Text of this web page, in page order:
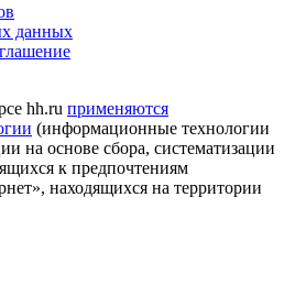
данных
hh.ru применяются
(информационные технологии
на основе сбора, систематизации
к предпочтениям
находящихся на территории